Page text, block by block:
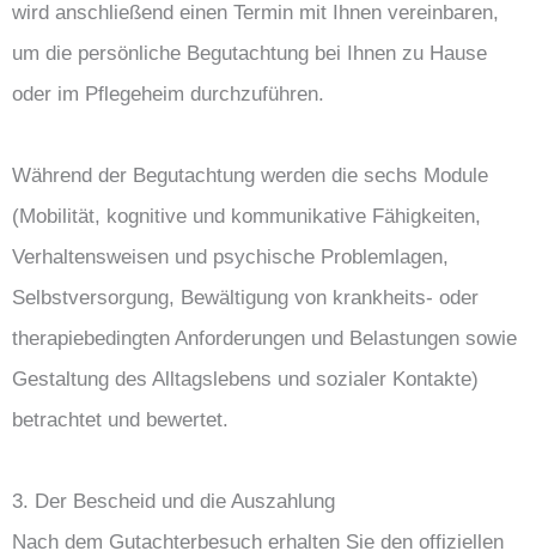
wird anschließend einen Termin mit Ihnen vereinbaren,
um die persönliche Begutachtung bei Ihnen zu Hause
oder im Pflegeheim durchzuführen.
Während der Begutachtung werden die sechs Module
(Mobilität, kognitive und kommunikative Fähigkeiten,
Verhaltensweisen und psychische Problemlagen,
Selbstversorgung, Bewältigung von krankheits- oder
therapiebedingten Anforderungen und Belastungen sowie
Gestaltung des Alltagslebens und sozialer Kontakte)
betrachtet und bewertet.
3. Der Bescheid und die Auszahlung
Nach dem Gutachterbesuch erhalten Sie den offiziellen